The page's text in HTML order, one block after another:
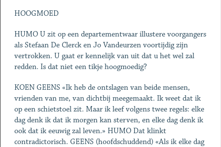
HOOGMOED
HUMO U zit op een departementwaar illustere voorgangers
als Stefaan De Clerck en Jo Vandeurzen voortijdig zijn
vertrokken. U gaat er kennelijk van uit dat u het wel zal
redden. Is dat niet een tikje hoogmoedig?
KOEN GEENS «Ik heb de ontslagen van beide mensen,
vrienden van me, van dichtbij meegemaakt. Ik weet dat ik
op een schietstoel zit. Maar ik leef volgens twee regels: elke
dag denk ik dat ik morgen kan sterven, en elke dag denk ik
ook dat ik eeuwig zal leven.» HUMO Dat klinkt
contradictorisch. GEENS (hoofdschuddend) «Als ik elke dag